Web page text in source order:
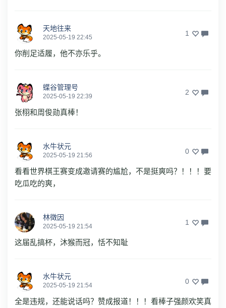
天地往来
2025-05-19 22:45 1
你削足适履，他不亦乐乎。
蝶谷管理号
2025-05-19 22:39 2
张栩和周俊勋真棒！
水牛状元
2025-05-19 21:56 0
看看世界棋王赛变成邀请赛的尴尬，不是挺爽吗？！！！要
吃瓜吃的爽，
林徵因
2025-05-19 21:54 1
这届乱搞杯，沐猴而冠，恬不知耻
水牛状元
2025-05-19 21:54 0
全是违规，还能说话吗？赞成报道！！！看棒子强颜欢笑真